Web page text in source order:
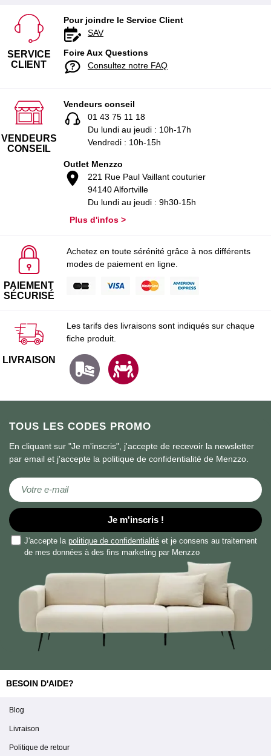
TOUS LES CODES PROMO
En cliquant sur "Je m'inscris", j'accepte de recevoir la newsletter
par email et j'accepte la politique de confidentialité de Menzzo.
Inscription à notre lettre d’information :
Je m'inscris !
J'accepte la politique de confidentialité et je consens au traitement
de mes données à des fins marketing par Menzzo
SERVICE
CLIENT
Pour joindre le Service Client
SAV
Foire Aux Questions
Consultez notre FAQ
VENDEURS
CONSEIL
Vendeurs conseil
01 43 75 11 18
Du lundi au jeudi : 10h-17h
Vendredi : 10h-15h
Outlet Menzzo
221 Rue Paul Vaillant couturier
94140 Alfortville
Du lundi au jeudi : 9h30-15h
Plus d'infos >
PAIEMENT
SÉCURISÉ
Achetez en toute sérénité grâce à nos différents
modes de paiement en ligne.
LIVRAISON
Les tarifs des livraisons sont indiqués sur chaque
fiche produit.
BESOIN D'AIDE?
Blog
Livraison
Politique de retour